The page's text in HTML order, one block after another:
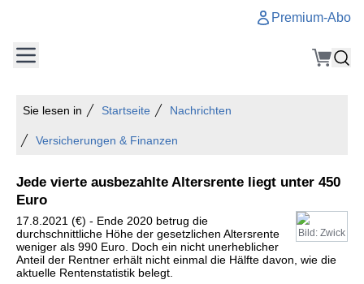
Premium-Abo
Sie lesen in Startseite Nachrichten
Versicherungen & Finanzen
Jede vierte ausbezahlte Altersrente liegt unter 450
Euro
Bild: Zwick
17.8.2021 (€) - Ende 2020 betrug die
durchschnittliche Höhe der gesetzlichen Altersrente
weniger als 990 Euro. Doch ein nicht unerheblicher
Anteil der Rentner erhält nicht einmal die Hälfte davon, wie die
aktuelle Rentenstatistik belegt.